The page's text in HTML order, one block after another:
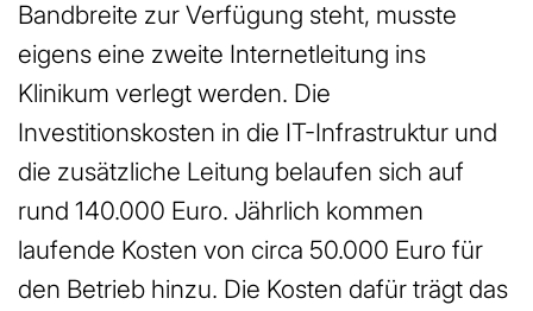
Bandbreite zur Verfügung steht, musste
eigens eine zweite Internetleitung ins
Klinikum verlegt werden. Die
Investitionskosten in die IT-Infrastruktur und
die zusätzliche Leitung belaufen sich auf
rund 140.000 Euro. Jährlich kommen
laufende Kosten von circa 50.000 Euro für
den Betrieb hinzu. Die Kosten dafür trägt das